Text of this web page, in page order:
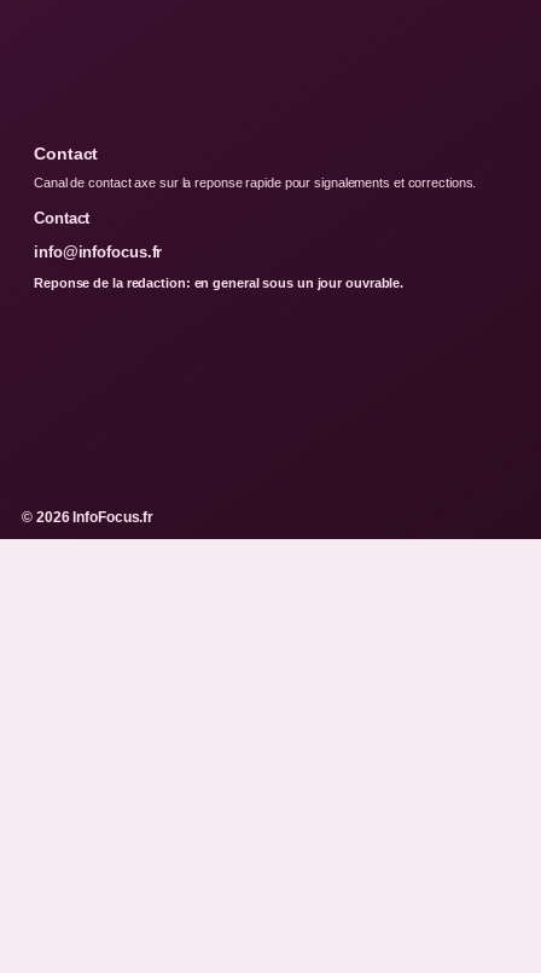
Contact
Canal de contact axe sur la reponse rapide pour signalements et corrections.
Contact
info@infofocus.fr
Reponse de la redaction: en general sous un jour ouvrable.
© 2026 InfoFocus.fr